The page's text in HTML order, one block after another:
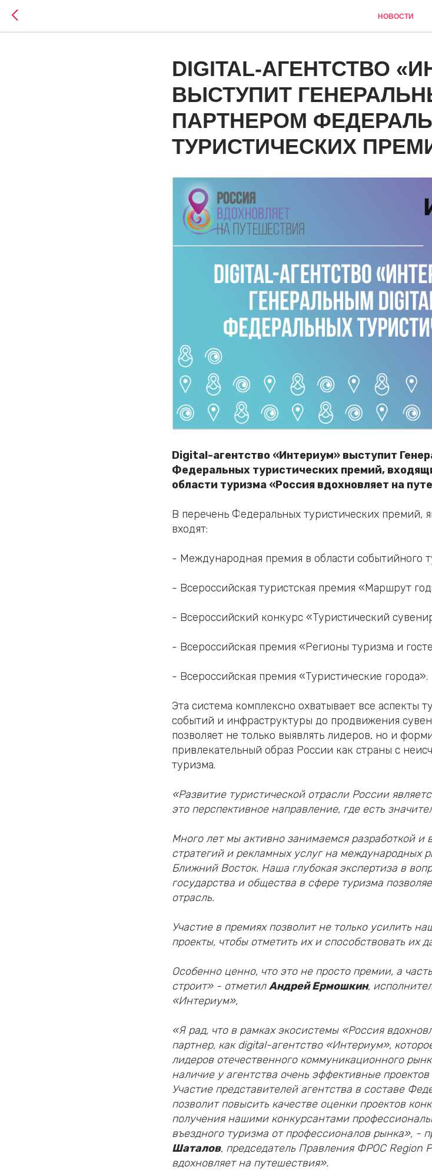
НОВОСТИ
DIGITAL-АГЕНТСТВО
ВЫСТУПИТ
ПАРТНЕРОМ
ТУРИСТИЧЕСКИХ
Digital-агентство «Интериум» выступит
Федеральных туристических премий,
области туризма «Россия вдохновляет на
В перечень Федеральных туристических премий,
входят:
- Международная премия в области событийного
- Всероссийская туристская премия «Маршрут
- Всероссийский конкурс «Туристический
- Всероссийская премия «Регионы туризма и
- Всероссийская премия «Туристические города».
Эта система комплексно охватывает все аспекты
событий и инфраструктуры до продвижения
позволяет не только выявлять лидеров, но и
привлекательный образ России как страны с
туризма.
«Развитие туристической отрасли России
это перспективное направление, где есть
Много лет мы активно занимаемся разработкой
стратегий и рекламных услуг на международных
Ближний Восток. Наша глубокая экспертиза в
государства и общества в сфере туризма
отрасль.
Участие в премиях позволит не только усилить
проекты, чтобы отметить их и способствовать
Особенно ценно, что это не просто премии, а
строит» - отметилАндрей Ермошкин,
«Интериум»,
«Я рад, что в рамках экосистемы «Россия
партнер, как digital-агентство «Интериум»,
лидеров отечественного коммуникационного
наличие у агентства очень эффективные
Участие представителей агентства в составе
позволит повысить качестве оценки проектов
получения нашими конкурсантами
въездного туризма от профессионалов рынка», -
Шаталов, председатель Правления ФРОС Region
вдохновляет на путешествия».